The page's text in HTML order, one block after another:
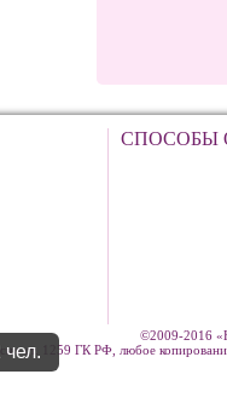
СПОСОБЫ
©2009-2016
ст. 1259 ГК РФ, любое